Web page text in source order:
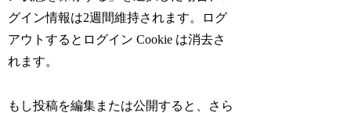
グイン情報は2週間維持されます。ログ
アウトするとログイン Cookie は消去さ
れます。
もし投稿を編集または公開すると、さら